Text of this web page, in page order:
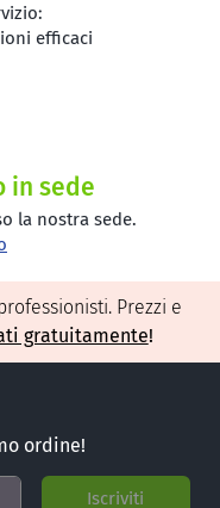
efficaci
in sede
la nostra sede.
Prezzi e
gratuitamente!
ordine!